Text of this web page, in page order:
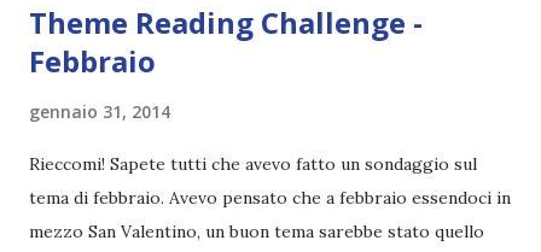
Theme Reading Challenge -
Febbraio
gennaio 31, 2014
Rieccomi! Sapete tutti che avevo fatto un sondaggio sul
tema di febbraio. Avevo pensato che a febbraio essendoci in
mezzo San Valentino, un buon tema sarebbe stato quello